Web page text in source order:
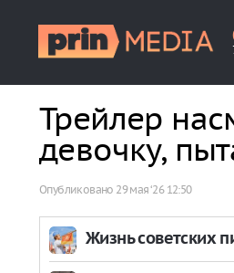
Трейлер
девочку,
Опубликовано 29 мая ‘26 12:50
Жизнь советских